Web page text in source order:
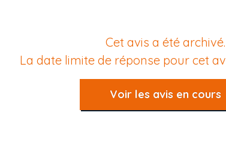
Cet avis a été archivé.
La date limite de réponse pour cet
Voir les avis en cours